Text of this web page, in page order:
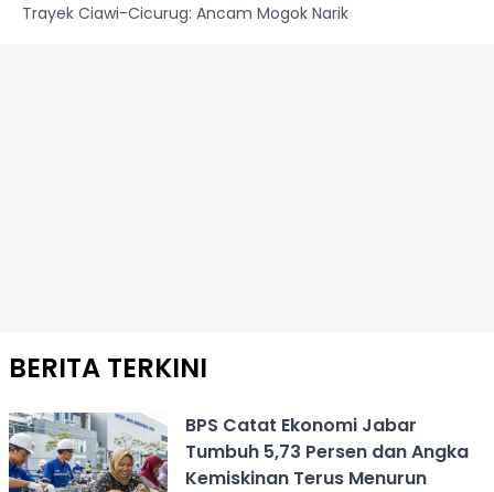
Trayek Ciawi-Cicurug: Ancam Mogok Narik
BERITA TERKINI
BPS Catat Ekonomi Jabar
Tumbuh 5,73 Persen dan Angka
Kemiskinan Terus Menurun